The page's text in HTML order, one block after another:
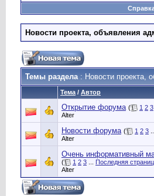
Новости проекта, объявления
Темы раздела: Новости проекта,
Тема / Автор
Открытие форума ( 1 2 3
Alter
Новости форума ( 1 2 3
Alter
Очень информативный
( 1 2 3 Последняя
Alter